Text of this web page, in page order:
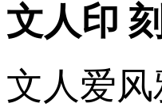
文人印
文人爱